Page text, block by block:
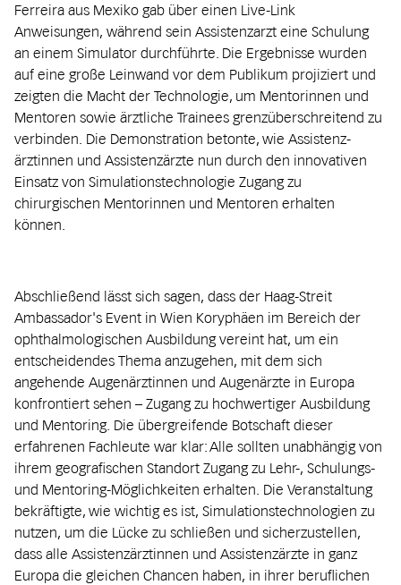
Ferreira aus Mexiko gab über einen Live-Link
Anweisungen, während sein Assistenz­arzt eine Schulung
an einem Simulator durchführte. Die Ergebnisse wurden
auf eine große Leinwand vor dem Publikum projiziert und
zeigten die Macht der Technologie, um Mentorinnen und
Mentoren sowie ärztliche Trainees grenzüberschreitend zu
verbinden. Die Demonstration betonte, wie Assistenz­
ärztinnen und Assistenz­ärzte nun durch den innovativen
Einsatz von Simulationstechnologie Zugang zu
chirurgischen Mentorinnen und Mentoren erhalten
können.
Abschließend lässt sich sagen, dass der Haag-Streit
Ambassador's Event in Wien Koryphäen im Bereich der
ophthalmologischen Ausbildung vereint hat, um ein
entscheidendes Thema anzugehen, mit dem sich
angehende Augenärztinnen und Augenärzte in Europa
konfrontiert sehen – Zugang zu hochwertiger Ausbildung
und Mentoring. Die übergreifende Botschaft dieser
erfahrenen Fachleute war klar: Alle sollten unabhängig von
ihrem geografischen Standort Zugang zu Lehr-, Schulungs-
und Mentoring-Möglichkeiten erhalten. Die Veranstaltung
bekräftigte, wie wichtig es ist, Simulationstechnologien zu
nutzen, um die Lücke zu schließen und sicherzustellen,
dass alle Assistenz­ärztinnen und Assistenz­ärzte in ganz
Europa die gleichen Chancen haben, in ihrer beruflichen